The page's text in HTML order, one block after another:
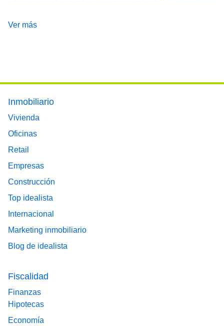
Ver más
Footer main menu
Inmobiliario
Vivienda
Oficinas
Retail
Empresas
Construcción
Top idealista
Internacional
Marketing inmobiliario
Blog de idealista
Fiscalidad
Finanzas
Hipotecas
Economía